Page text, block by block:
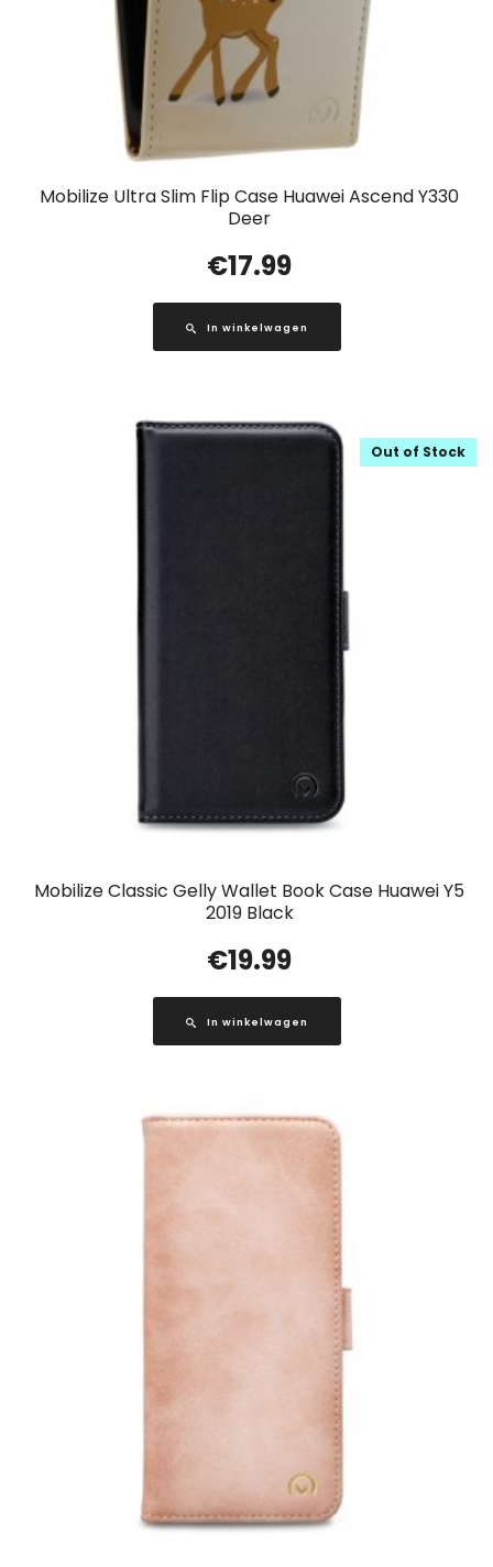
Mobilize Ultra Slim Flip Case Huawei Ascend Y330
Deer
€17.99
In winkelwagen
Mobilize Classic Gelly Wallet Book Case Huawei Y5
2019 Black
Out of Stock
€19.99
In winkelwagen